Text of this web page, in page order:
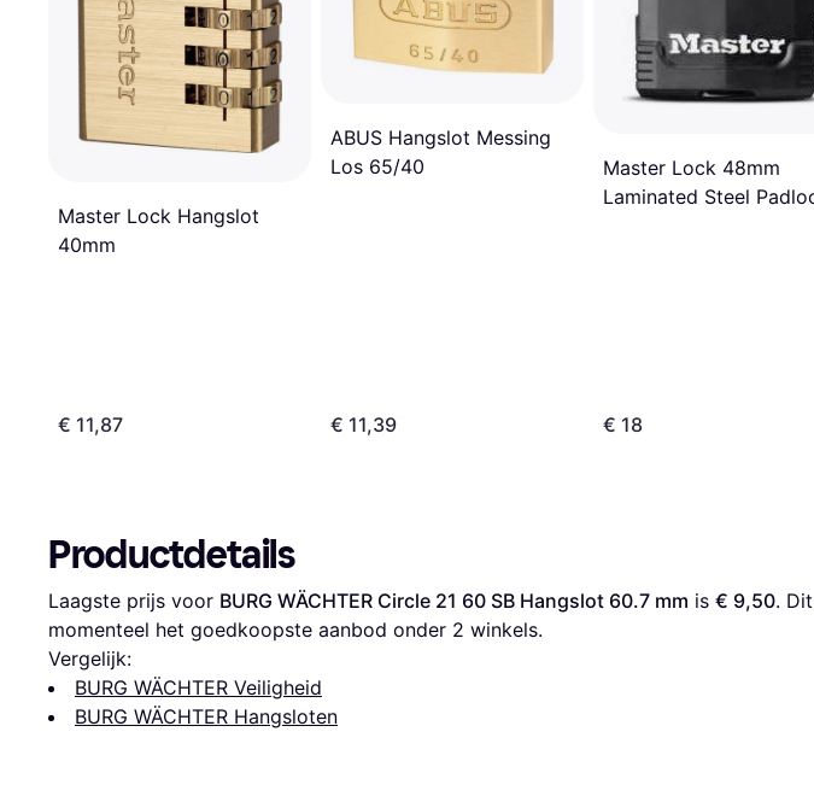
Master Lock Hangslot
40mm
€ 11,87
ABUS Hangslot Messing
Los 65/40
€ 11,39
Master Lock 48mm
Laminated Steel
€ 18
Productdetails
Laagste prijs voor BURG WÄCHTER Circle 21 60 SB Hangslot 60.7 mm is € 9,50.
momenteel het goedkoopste aanbod onder 2 winkels.
Vergelijk:
BURG WÄCHTER Veiligheid
BURG WÄCHTER Hangsloten